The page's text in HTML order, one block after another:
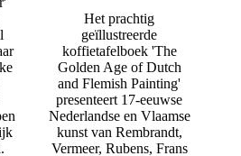
Het prachtig
geïllustreerde
koffietafelboek 'The
Golden Age of Dutch
and Flemish Painting'
presenteert 17-eeuwse
Nederlandse en Vlaamse
kunst van Rembrandt,
Vermeer, Rubens, Frans